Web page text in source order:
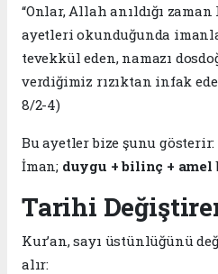
“Onlar, Allah anıldığı
ayetleri okunduğunda
tevekkül eden, namazı
verdiğimiz rızıktan infak
8/2-4)
Bu ayetler bize şunu gösterir:
İman; duygu + bilinç + amel
Tarihi
Kur’an, sayı üstünlüğünü
alır: